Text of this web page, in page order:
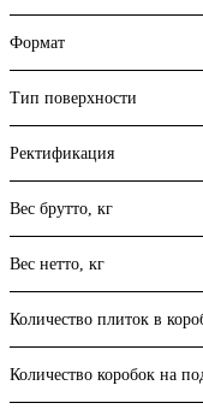
Формат
Тип поверхности
Ректификация
Вес брутто, кг
Вес нетто, кг
Количество плиток в
Количество коробок на